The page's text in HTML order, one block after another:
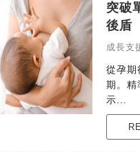
突破
後盾
成長支
從孕期
期。精
示...